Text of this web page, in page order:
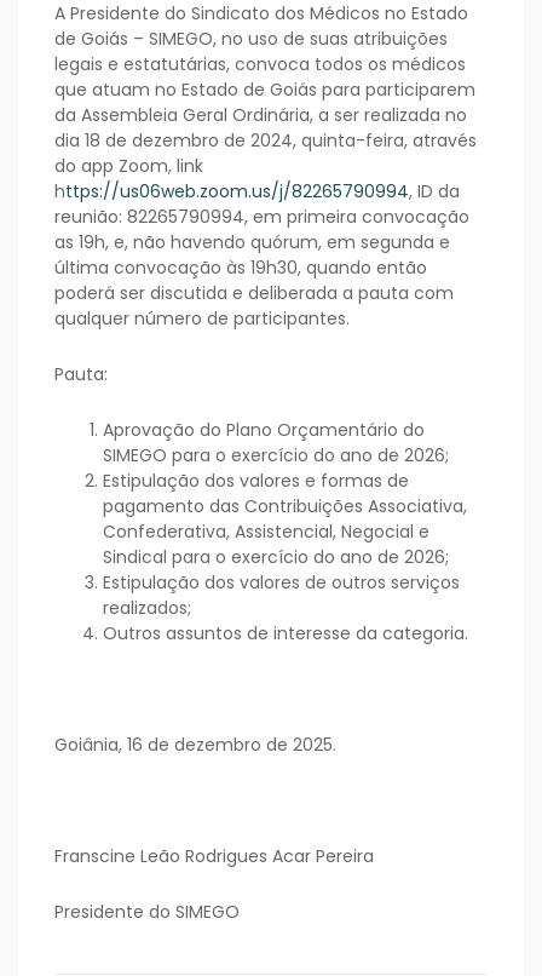
A Presidente do Sindicato dos Médicos no Estado
de Goiás – SIMEGO, no uso de suas atribuições
legais e estatutárias, convoca todos os médicos
que atuam no Estado de Goiás para participarem
da Assembleia Geral Ordinária, a ser realizada no
dia 18 de dezembro de 2024, quinta-feira, através
do app Zoom, link
https://us06web.zoom.us/j/82265790994, ID da
reunião: 82265790994, em primeira convocação
as 19h, e, não havendo quórum, em segunda e
última convocação às 19h30, quando então
poderá ser discutida e deliberada a pauta com
qualquer número de participantes.
Pauta:
Aprovação do Plano Orçamentário do
SIMEGO para o exercício do ano de 2026;
Estipulação dos valores e formas de
pagamento das Contribuições Associativa,
Confederativa, Assistencial, Negocial e
Sindical para o exercício do ano de 2026;
Estipulação dos valores de outros serviços
realizados;
Outros assuntos de interesse da categoria.
Goiânia, 16 de dezembro de 2025.
Franscine Leão Rodrigues Acar Pereira
Presidente do SIMEGO